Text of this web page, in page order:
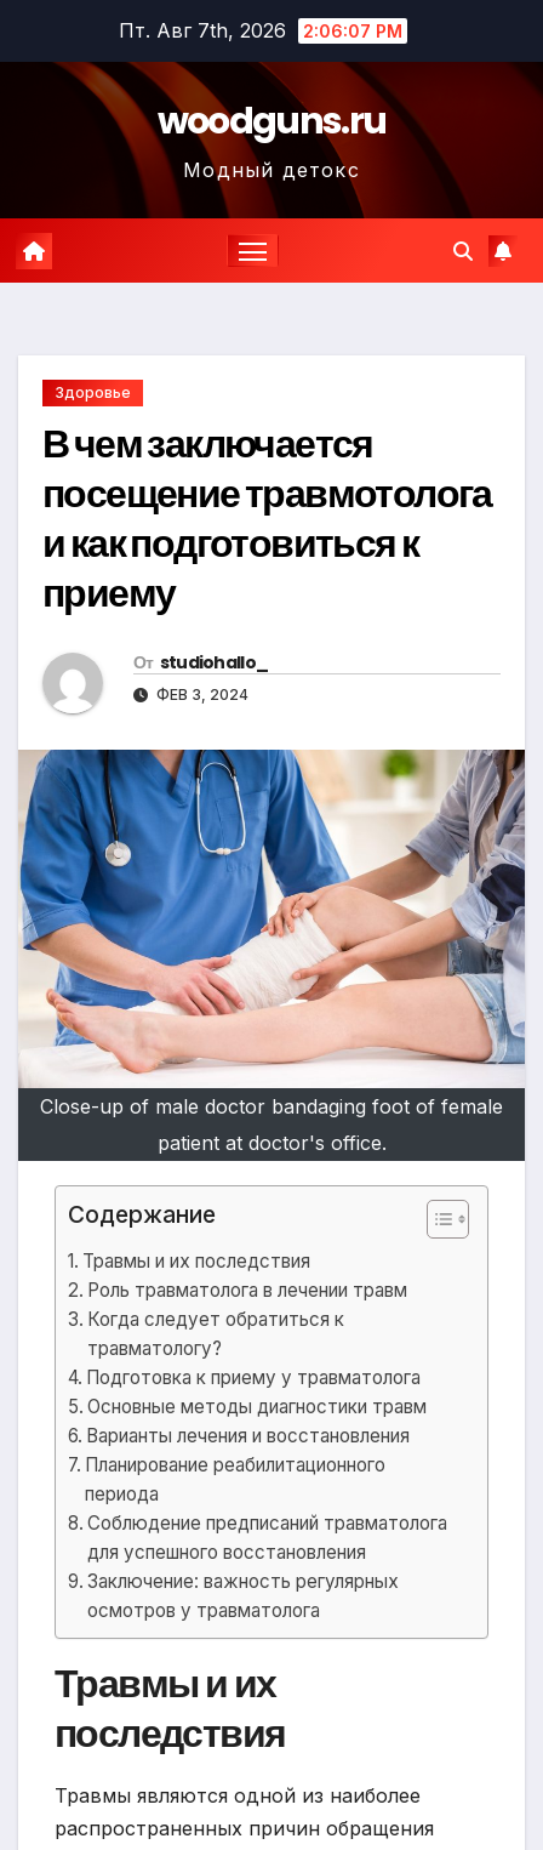
содержимому
Пт. Авг 7th, 2026 2:06:08 PM
woodguns.ru
Модный детокс
Здоровье
В чем заключается
посещение травмотолога
и как подготовиться к
приему
От studiohallo_
ФЕВ 3, 2024
Close-up of male doctor bandaging foot of female
patient at doctor's office.
Содержание
Травмы и их последствия
Роль травматолога в лечении травм
Когда следует обратиться к
травматологу?
Подготовка к приему у травматолога
Основные методы диагностики травм
Варианты лечения и восстановления
Планирование реабилитационного
периода
Соблюдение предписаний травматолога
для успешного восстановления
Заключение: важность регулярных
осмотров у травматолога
Травмы и их
последствия
Травмы являются одной из наиболее
распространенных причин обращения